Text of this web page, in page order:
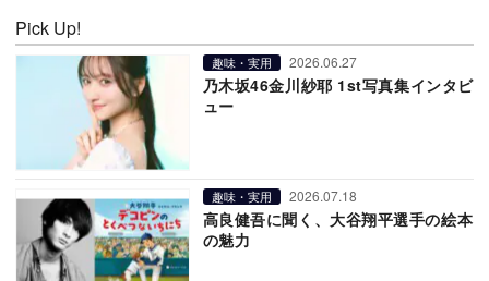
Pick Up!
趣味・実用 2026.06.27
乃木坂46金川紗耶 1st写真集インタビ
ュー
趣味・実用 2026.07.18
高良健吾に聞く、大谷翔平選手の絵本
の魅力